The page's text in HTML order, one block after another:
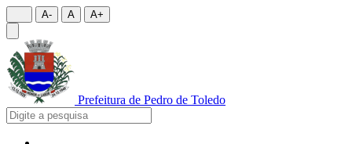
A- A A+
Prefeitura de Pedro de Toledo